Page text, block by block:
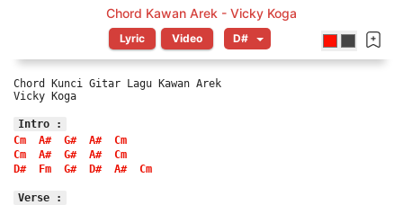
Chord Kawan Arek - Vicky Koga
Lyric Video
Chord Kunci Gitar Lagu Kawan Arek
Vicky Koga
Intro :
Cm
A# G# A#
Cm
Cm
A# G# A#
Cm
D#
Fm G# D# A# Cm
Verse :